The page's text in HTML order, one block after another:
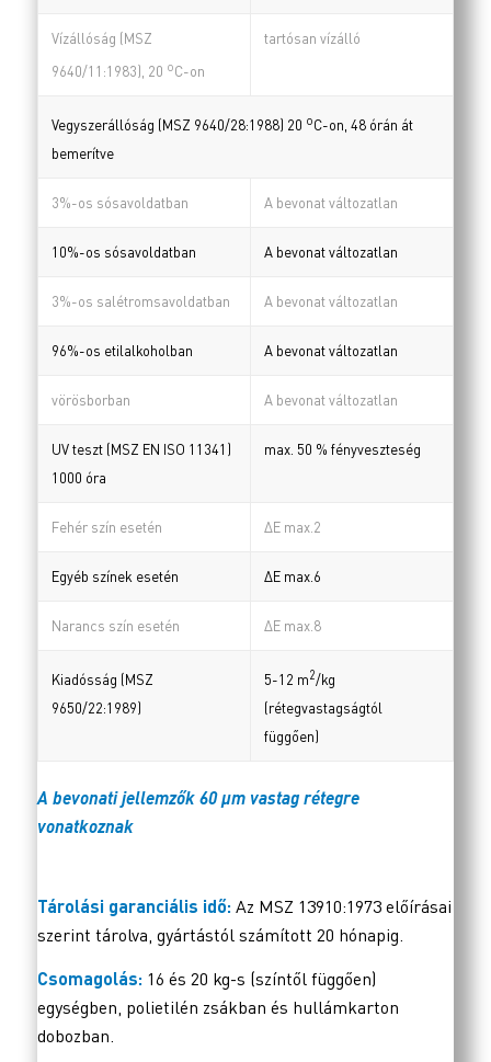
Vízállóság (MSZ
9640/11:1983), 20 oC-on
tartósan vízálló
Vegyszerállóság (MSZ 9640/28:1988) 20 oC-on, 48 órán át
bemerítve
3%-os sósavoldatban A bevonat változatlan
10%-os sósavoldatban A bevonat változatlan
3%-os salétromsavoldatban A bevonat változatlan
96%-os etilalkoholban A bevonat változatlan
vörösborban A bevonat változatlan
UV teszt (MSZ EN ISO 11341)
1000 óra
max. 50 % fényveszteség
Fehér szín esetén ΔE max.2
Egyéb színek esetén ΔE max.6
Narancs szín esetén ΔE max.8
Kiadósság (MSZ
9650/22:1989)
5-12 m2/kg
(rétegvastagságtól
függően)
A bevonati jellemzők 60 µm vastag rétegre
vonatkoznak
Tárolási garanciális idő: Az MSZ 13910:1973 előírásai
szerint tárolva, gyártástól számított 20 hónapig.
Csomagolás: 16 és 20 kg-s (színtől függően)
egységben, polietilén zsákban és hullámkarton
dobozban.